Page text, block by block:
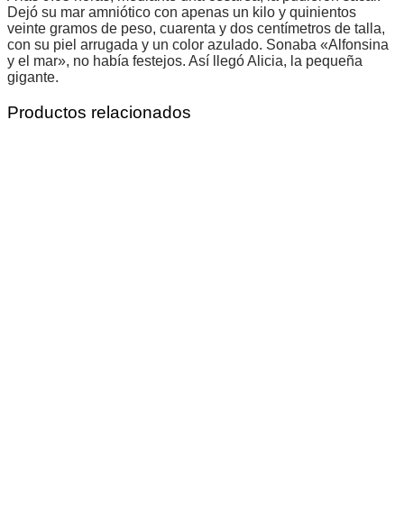
Dejó su mar amniótico con apenas un kilo y quinientos
veinte gramos de peso, cuarenta y dos centímetros de talla,
con su piel arrugada y un color azulado. Sonaba «Alfonsina
y el mar», no había festejos. Así llegó Alicia, la pequeña
gigante.
Productos relacionados